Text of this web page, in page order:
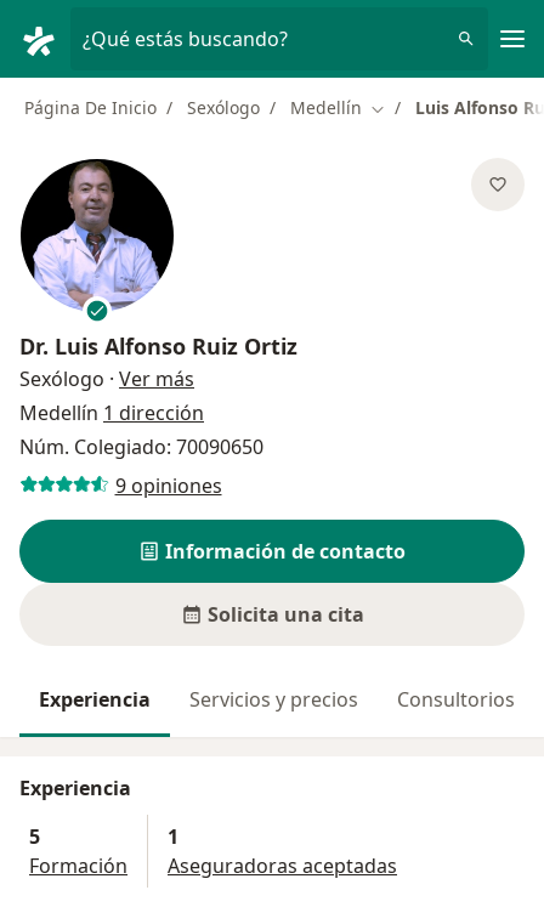
¿Qué estás buscando?
Página De Inicio Sexólogo Medellín Cambiar de ciudad
Luis Alfonso
Dr. Luis Alfonso Ruiz Ortiz
Sexólogo · Ver más
Medellín 1 dirección
Núm. Colegiado: 70090650
9 opiniones
Información de contacto
Solicita una cita
Experiencia Servicios y precios Consultorios
Experiencia
5
Formación
1
Aseguradoras aceptadas